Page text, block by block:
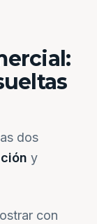
dos
y
con